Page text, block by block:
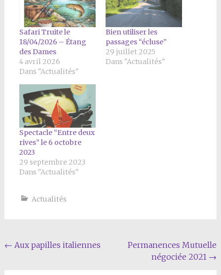
Safari Truite le
18/04/2026 – Étang
des Dames
4 avril 2026
Dans "Actualités"
Bien utiliser les
passages “écluse”
29 juillet 2025
Dans "Actualités"
Spectacle “Entre deux
rives” le 6 octobre
2023
29 septembre 2023
Dans "Actualités"
Actualités
Navigation
← Aux papilles italiennes
Permanences Mutuelle
négociée 2021 →